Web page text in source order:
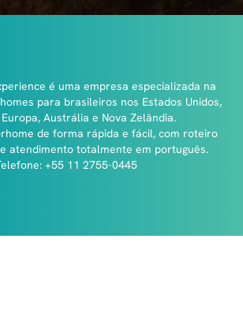
é uma empresa especializada na
para brasileiros nos Estados Unidos,
Austrália e Nova Zelândia.
de forma rápida e fácil, com roteiro
atendimento totalmente em português.
+55 11 2755-0445